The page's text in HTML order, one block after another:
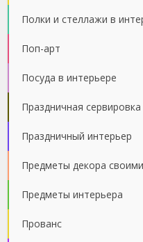
Полки и стеллажи в
Поп-арт
Посуда в интерьере
Праздничная сервировка
Праздничный интерьер
Предметы декора
Предметы интерьера
Прованс